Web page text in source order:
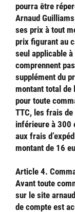
pourra être
Arnaud
ses prix à tout
prix figurant au
seul applicable
comprennent
supplément du
montant total de
pour toute
TTC, les frais
inférieure à 300
aux frais
montant de 16
Article 4.
Avant toute
sur le site
de compte est